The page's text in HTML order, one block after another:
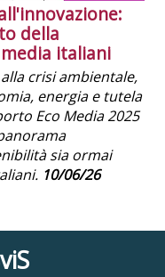
della
italiani
crisi ambientale,
energia e tutela
Eco Media 2025
sia ormai
10/06/26